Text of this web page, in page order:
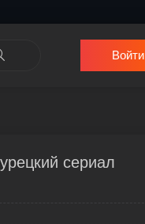
Войти
сериал